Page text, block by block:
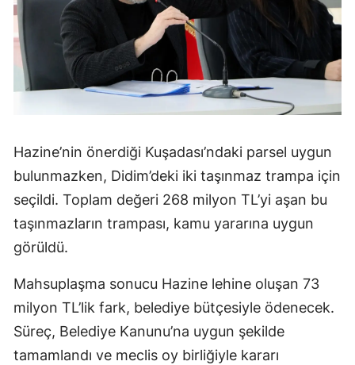
Hazine’nin önerdiği Kuşadası’ndaki parsel uygun
bulunmazken, Didim’deki iki taşınmaz trampa için
seçildi. Toplam değeri 268 milyon TL’yi aşan bu
taşınmazların trampası, kamu yararına uygun
görüldü.
Mahsuplaşma sonucu Hazine lehine oluşan 73
milyon TL’lik fark, belediye bütçesiyle ödenecek.
Süreç, Belediye Kanunu’na uygun şekilde
tamamlandı ve meclis oy birliğiyle kararı